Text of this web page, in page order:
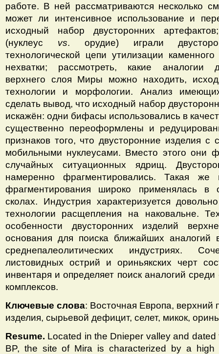
работе. В ней рассматриваются несколько
может ли интенсивное использование и
исходный набор двусторонних
(нуклеус vs. орудие) играли
технологической цепи утилизации
нехватки; рассмотреть, какие аналогии
верхнего слоя Миры можно находить,
технологии и морфологии. Анализ
сделать вывод, что исходный набор
искажён: одни бифасы использовались в
существенно переоформлены и
признаков того, что двусторонние изделия с
мобильными нуклеусами. Вместо этого они
случайных ситуационных ядрищ.
намеренно фрагментировались. Такая же
фрагментирования широко применялась в
сколах. Индустрия характеризуется
технологии расщепления на наковальне.
особенности двусторонних изделий
основания для поиска ближайших аналогий
среднепалеолитических индустриях.
листовидных острий и ориньякских черт
инвентаря и определяет поиск аналогий среди
комплексов.
Ключевые слова: Восточная Европа, верхний
изделия, сырьевой дефицит, селет, микок,
Resume. Located in the Dnieper valley and
BP, the site of Mira is characterized by a high